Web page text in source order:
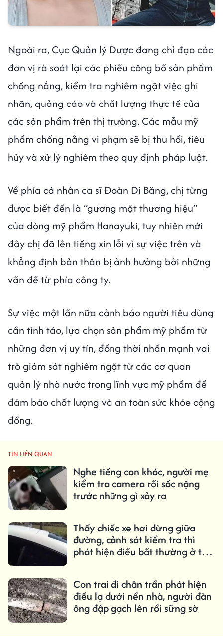
Ngoài ra, Cục Quản lý Dược đang chỉ đạo các
đơn vị rà soát lại các phiếu công bố sản phẩm
chống nắng, kiểm tra nghiêm ngặt việc ghi
nhãn, quảng cáo và chất lượng thực tế của
các sản phẩm trên thị trường. Các mẫu mỹ
phẩm chống nắng vi phạm sẽ bị thu hồi, tiêu
hủy và xử lý nghiêm theo quy định pháp luật.
Về phía cá nhân ca sĩ Đoàn Di Băng, chị từng
được biết đến là “gương mặt thương hiệu”
của dòng mỹ phẩm Hanayuki, tuy nhiên mới
đây chị đã lên tiếng xin lỗi vì sự việc trên và
khẳng định bản thân bị ảnh hưởng bởi những
vấn đề từ phía công ty.
Sự việc một lần nữa cảnh báo người tiêu dùng
cần tỉnh táo, lựa chọn sản phẩm mỹ phẩm từ
những đơn vị uy tín, đồng thời nhấn mạnh vai
trò giám sát nghiêm ngặt từ các cơ quan
quản lý nhà nước trong lĩnh vực mỹ phẩm để
đảm bảo chất lượng và an toàn sức khỏe cộng
đồng.
TIN LIÊN QUAN
Nghe tiếng con khóc, người mẹ
kiểm tra camera rồi sốc nặng
trước những gì xảy ra
Thấy chiếc xe hơi dừng giữa
đường, cảnh sát kiểm tra thì
phát hiện điều bất thường ở tài
Con trai đi chân trần phát hiện
điều lạ dưới nền nhà, người đàn
ông đập gạch lên rồi sững sờ